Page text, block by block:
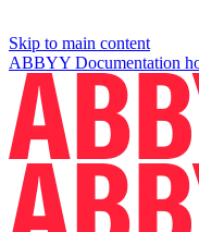
Skip to main content
ABBYY Documentation